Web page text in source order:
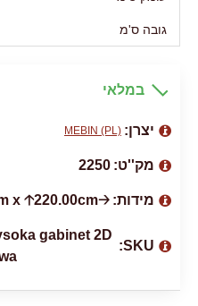
גובה ס'מ
במלאי
יצרן: MEBIN (PL)
מק''ט: 2250
מידות: 🡢61.00cm x 🡥42.00cm x 🡡220.00cm
SKU:
gabinet 2D